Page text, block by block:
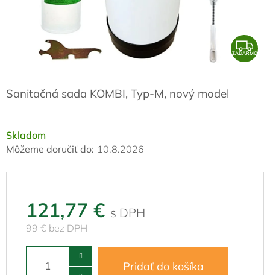
Z
A
ZADARMO
Skladom
Môžeme doručiť do: 10.8.2026
121,77 €
99 € bez DPH
Pridať do košíka
Sanitačná sada KOMBI, Typ-M, nový model